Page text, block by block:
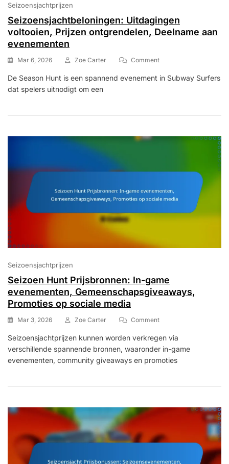
Seizoensjachtprijzen
Seizoensjachtbeloningen: Uitdagingen
voltooien, Prijzen ontgrendelen, Deelname aan
evenementen
Mar 6, 2026 Zoe Carter CommentOn
Uitdagingen
Deelname
Evenementen
De Season Hunt is een spannend evenement in Subway Surfers
dat spelers uitnodigt om een
Seizoensjachtprijzen
Seizoen Hunt Prijsbronnen: In-game
evenementen, Gemeenschapsgiveaways,
Promoties op sociale media
Mar 3, 2026 Zoe Carter CommentOn
Hunt
Prijsbronnen:
In-
Op
Seizoensjachtprijzen kunnen worden verkregen via
verschillende spannende bronnen, waaronder in-game
evenementen, community giveaways en promoties